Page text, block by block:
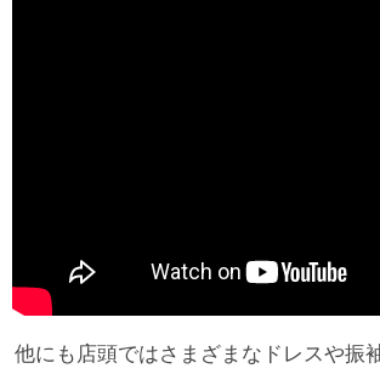
他にも店頭ではさまざまなドレスや振